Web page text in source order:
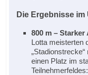
Die Ergebnisse
800 m –
Lotta meisterten
einen Platz im
Teilnehmerfeldes: